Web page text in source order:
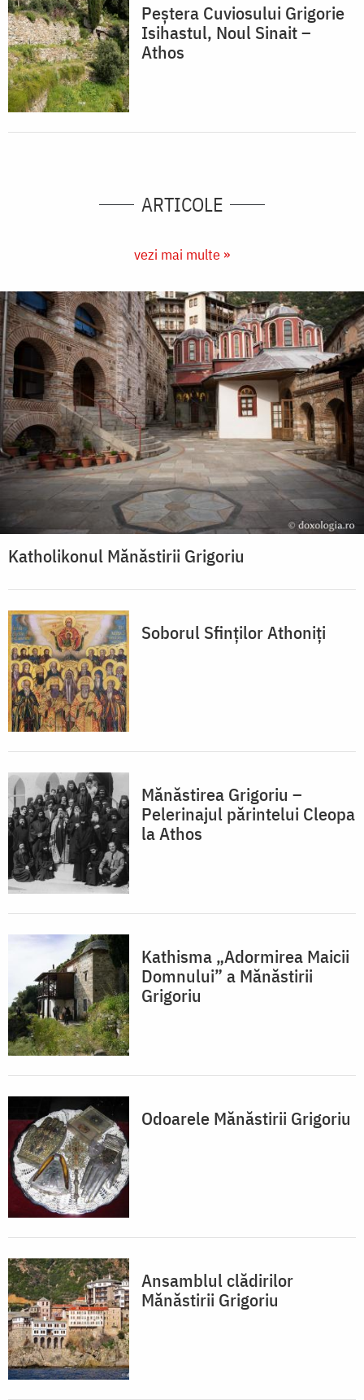
Peștera Cuviosului Grigorie
Isihastul, Noul Sinait –
Athos
ARTICOLE
vezi mai multe »
Katholikonul Mănăstirii Grigoriu
Soborul Sfinților Athoniți
Mănăstirea Grigoriu –
Pelerinajul părintelui Cleopa
la Athos
Kathisma „Adormirea Maicii
Domnului” a Mănăstirii
Grigoriu
Odoarele Mănăstirii Grigoriu
Ansamblul clădirilor
Mănăstirii Grigoriu